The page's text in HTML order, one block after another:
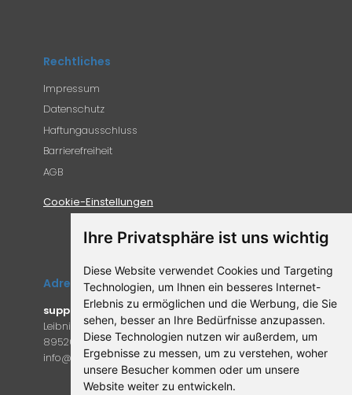
Ihre Privatsphäre ist uns wichtig
Diese Website verwendet Cookies und Targeting
Technologien, um Ihnen ein besseres Internet-
Erlebnis zu ermöglichen und die Werbung, die Sie
sehen, besser an Ihre Bedürfnisse anzupassen.
Diese Technologien nutzen wir außerdem, um
Ergebnisse zu messen, um zu verstehen, woher
unsere Besucher kommen oder um unsere
Website weiter zu entwickeln.
Rechtliches
Impressum
Datenschutz
Haftungausschluss
Barrierefreiheit
AGB
Cookie-Einstellungen
Adresse
supplemento.de
Leibniz-Campus 9
89520 Heidenheim an der Brenz
info@supplemento.de